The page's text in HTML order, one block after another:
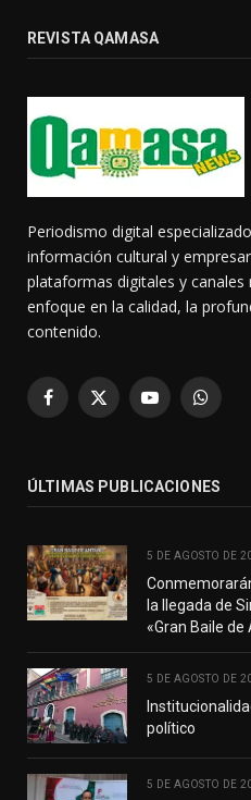
REVISTA QAMASA
Periodismo digital
información cultural y
plataformas digitales y
enfoque en la calidad, la
contenido.
Facebook
X
YouTube
ÚLTIMAS PUBLICACIONES
5 DE AGOSTO DE
la llegada de
«Gran Baile de
5 DE AGOSTO DE
político
5 DE AGOSTO DE